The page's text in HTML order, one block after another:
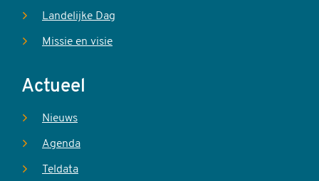
Landelijke Dag
Missie en visie
Actueel
Nieuws
Agenda
Teldata